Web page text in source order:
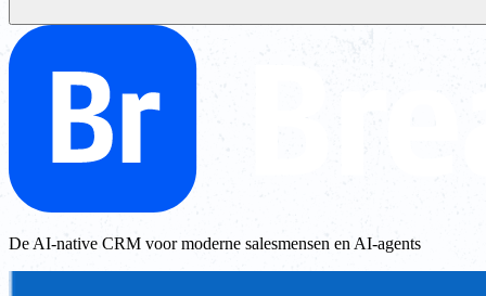
De AI-native CRM voor moderne salesmensen en AI-agents